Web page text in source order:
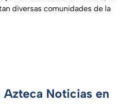
diversas comunidades de la
Noticias en